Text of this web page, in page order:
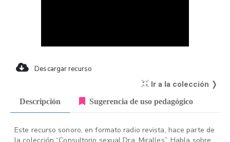
Descargar recurso
Ir a la colección ❭
Descripción Sugerencia de uso pedagógico
Este recurso sonoro, en formato radio revista, hace parte de